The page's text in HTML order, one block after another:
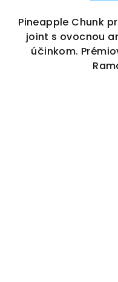
Pineapple Chunk
joint s ovocnou
účinkom.